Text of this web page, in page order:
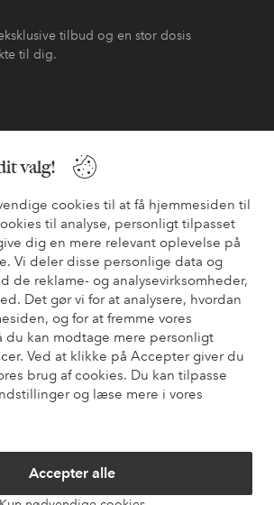
valg!
cookies til at få hjemmesiden til
til analyse, personligt tilpasset
dig en mere relevant oplevelse på
Vi deler disse personlige data og
de reklame- og analysevirksomheder,
Det gør vi for at analysere, hvordan
og for at fremme vores
du kan modtage mere personligt
Ved at klikke på Accepter giver du
brug af cookies. Du kan tilpasse
og læse mere i vores
Accepter alle
tilbud og en stor dosis
til dig.
de oftest stillede spørgsmål i vores FAQ.
om, hvordan du kontakter os.
Bestilling Betalingsmåde